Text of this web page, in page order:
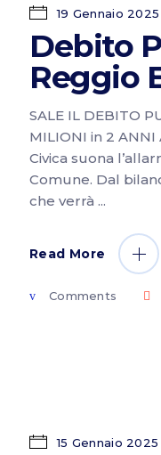
19 Gennaio 2025
Debito
Reggio
SALE IL DEBITO
MILIONI in 2 ANNI
Civica suona
Comune. Dal
che verrà
Read More
Comments
15 Gennaio 2025